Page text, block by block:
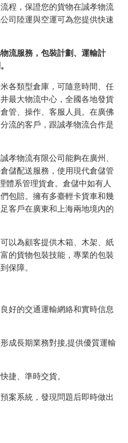
程，保證您的貨物在誠孝物流
司陸運與空運可為您提供快速
流服務，包裝計劃、運輸計
各類型倉庫，可隨意時間、任
最大物流中心，全國各地發貨
管、操作、客服人員。在廣佛
流的客戶，跟誠孝物流合作是
孝物流有限公司能夠在廣州、
儲配送服務，使用現代倉儲管
體系管理貨倉。倉儲中如有人
包賠。擁有多臺輕卡貨車和幾
客戶在廣東和上海兩地境內的
以為顧客提供木箱、木架、紙
的貨物包裝技能，專業的包裝
保障。
好的交通運輸網絡和實時信息
成長期業務對接,提供優質運輸
捷、準時交貨。
案系統，發現問題后即時做出